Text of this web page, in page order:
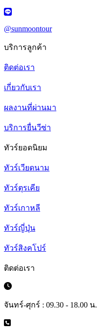
@sunmoontour
บริการลูกค้า
ติดต่อเรา
เกี่ยวกับเรา
ผลงานที่ผ่านมา
บริการยื่นวีซ่า
ทัวร์ยอดนิยม
ทัวร์เวียดนาม
ทัวร์ตุรเคีย
ทัวร์เกาหลี
ทัวร์ญี่ปุ่น
ทัวร์สิงคโปร์
ติดต่อเรา
จันทร์-ศุกร์ : 09.30 - 18.00 น.